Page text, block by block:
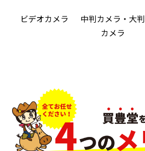
ビデオカメラ
中判カメラ・大判
カメラ